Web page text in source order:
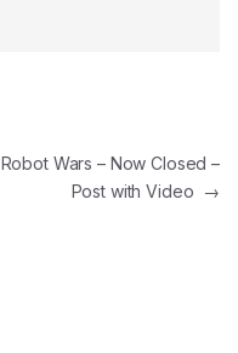
Robot Wars – Now Closed –
Post with Video →